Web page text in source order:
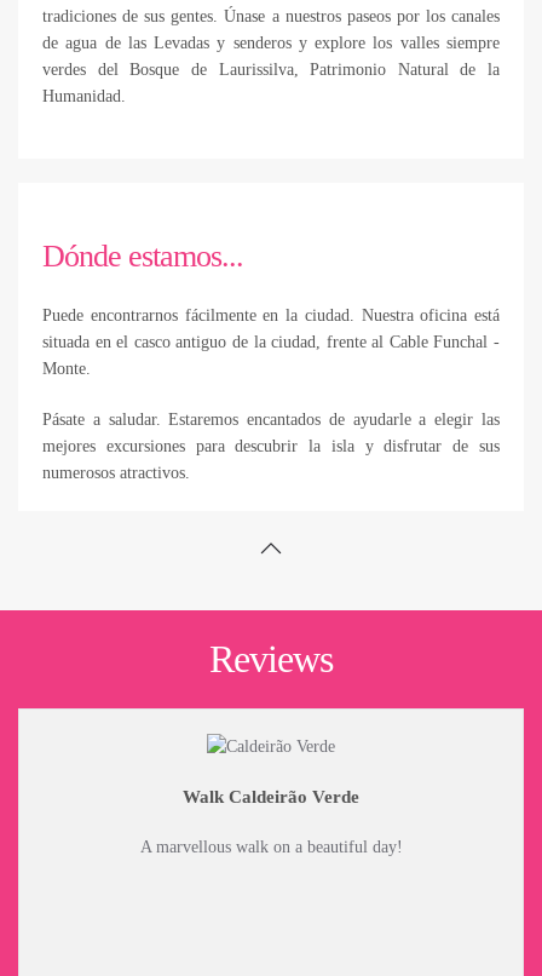
tradiciones de sus gentes. Únase a nuestros paseos por los canales
de agua de las Levadas y senderos y explore los valles siempre
verdes del Bosque de Laurissilva, Patrimonio Natural de la
Humanidad.
Dónde estamos...
Puede encontrarnos fácilmente en la ciudad. Nuestra oficina está
situada en el casco antiguo de la ciudad, frente al Cable Funchal -
Monte.
Pásate a saludar. Estaremos encantados de ayudarle a elegir las
mejores excursiones para descubrir la isla y disfrutar de sus
numerosos atractivos.
Reviews
Walk Caldeirão Verde
A marvellous walk on a beautiful day!